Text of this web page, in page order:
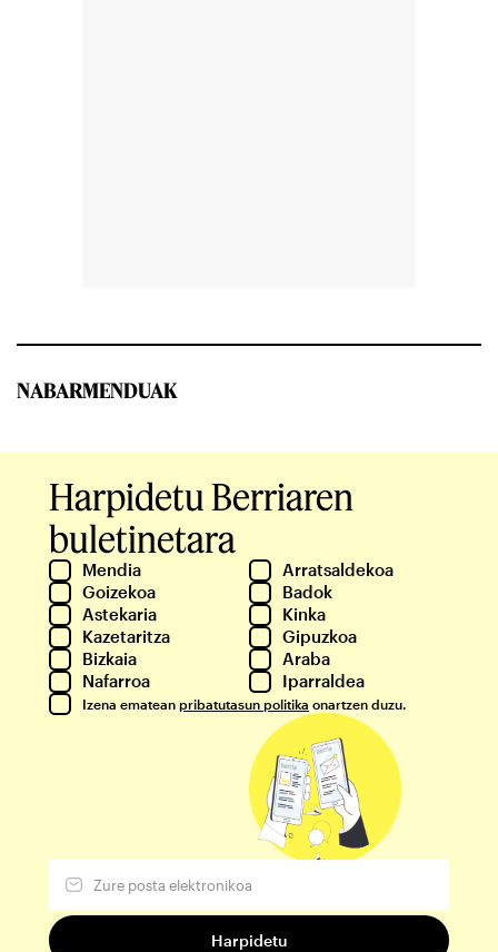
NABARMENDUAK
Harpidetu Berriaren
buletinetara
Mendia
Arratsaldekoa
Goizekoa
Badok
Astekaria
Kinka
Kazetaritza
Gipuzkoa
Bizkaia
Araba
Nafarroa
Iparraldea
Izena ematean pribatutasun politika onartzen duzu.